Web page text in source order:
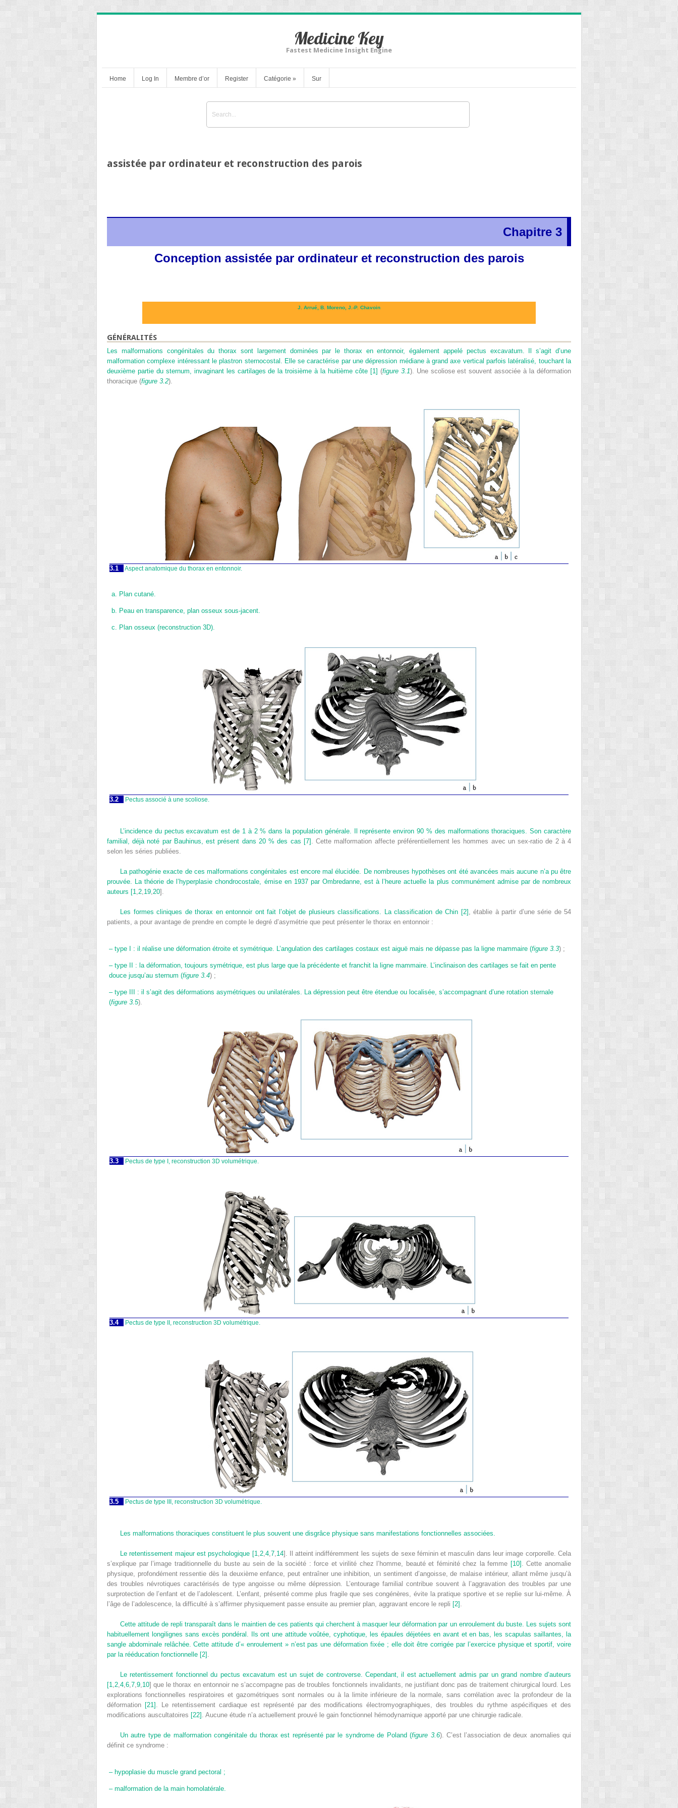
Medicine Key
Fastest Medicine Insight Engine
Home Log In Membre d’or Register Catégorie » Sur
assistée par ordinateur et reconstruction des parois
Chapitre 3
Conception assistée par ordinateur et reconstruction des parois
J. Arrué, B. Moreno, J.-P. Chavoin
GÉNÉRALITÉS
Les malformations congénitales du thorax sont largement dominées par le thorax en entonnoir, également appelé pectus excavatum. Il s’agit d’une
malformation complexe intéressant le plastron sternocostal. Elle se caractérise par une dépression médiane à grand axe vertical parfois latéralisé, touchant la
deuxième partie du sternum, invaginant les cartilages de la troisième à la huitième côte [1] (figure 3.1). Une scoliose est souvent associée à la déformation
thoracique (figure 3.2).
3.1 Aspect anatomique du thorax en entonnoir.
a. Plan cutané.
b. Peau en transparence, plan osseux sous-jacent.
c. Plan osseux (reconstruction 3D).
3.2 Pectus associé à une scoliose.
L’incidence du pectus excavatum est de 1 à 2 % dans la population générale. Il représente environ 90 % des malformations thoraciques. Son caractère
familial, déjà noté par Bauhinus, est présent dans 20 % des cas [7]
. Cette malformation affecte préférentiellement les hommes avec un sex-ratio de 2 à 4
selon les séries publiées.
La pathogénie exacte de ces malformations congénitales est encore mal élucidée. De nombreuses hypothèses ont été avancées mais aucune n’a pu être
prouvée. La théorie de l’hyperplasie chondrocostale, émise en 1937 par Ombredanne, est à l’heure actuelle la plus communément admise par de nombreux
auteurs [1 2 19 20].
Les formes cliniques de thorax en entonnoir ont fait l’objet de plusieurs classifications. La classification de Chin [2] , établie à partir d’une série de 54
patients, a pour avantage de prendre en compte le degré d’asymétrie que peut présenter le thorax en entonnoir :
– type I : il réalise une déformation étroite et symétrique. L’angulation des cartilages costaux est aiguë mais ne dépasse pas la ligne mammaire (figure 3.3) ;
– type II : la déformation, toujours symétrique, est plus large que la précédente et franchit la ligne mammaire. L’inclinaison des cartilages se fait en pente
douce jusqu’au sternum (figure 3.4) ;
– type III : il s’agit des déformations asymétriques ou unilatérales. La dépression peut être étendue ou localisée, s’accompagnant d’une rotation sternale
(figure 3.5).
3.3 Pectus de type I, reconstruction 3D volumétrique.
3.4 Pectus de type II, reconstruction 3D volumétrique.
3.5 Pectus de type III, reconstruction 3D volumétrique.
Les malformations thoraciques constituent le plus souvent une disgrâce physique sans manifestations fonctionnelles associées.
Le retentissement majeur est psychologique [1 2, 4, 7, 14]. Il atteint indifféremment les sujets de sexe féminin et masculin dans leur image corporelle. Cela
s’explique par l’image traditionnelle du buste au sein de la société : force et virilité chez l’homme, beauté et féminité chez la femme [10]
. Cette anomalie
physique, profondément ressentie dès la deuxième enfance, peut entraîner une inhibition, un sentiment d’angoisse, de malaise intérieur, allant même jusqu’à
des troubles névrotiques caractérisés de type angoisse ou même dépression. L’entourage familial contribue souvent à l’aggravation des troubles par une
surprotection de l’enfant et de l’adolescent. L’enfant, présenté comme plus fragile que ses congénères, évite la pratique sportive et se replie sur lui-même. À
l’âge de l’adolescence, la difficulté à s’affirmer physiquement passe ensuite au premier plan, aggravant encore le repli [2]
Cette attitude de repli transparaît dans le maintien de ces patients qui cherchent à masquer leur déformation par un enroulement du buste. Les sujets sont
habituellement longilignes sans excès pondéral. Ils ont une attitude voûtée, cyphotique, les épaules déjetées en avant et en bas, les scapulas saillantes, la
sangle abdominale relâchée. Cette attitude d’« enroulement » n’est pas une déformation fixée ; elle doit être corrigée par l’exercice physique et sportif, voire
par la rééducation fonctionnelle [2]
Le retentissement fonctionnel du pectus excavatum est un sujet de controverse. Cependant, il est actuellement admis par un grand nombre d’auteurs
[1 2 4 6 7 9 10] que le thorax en entonnoir ne s’accompagne pas de troubles fonctionnels invalidants, ne justifiant donc pas de traitement chirurgical lourd. Les
explorations fonctionnelles respiratoires et gazométriques sont normales ou à la limite inférieure de la normale, sans corrélation avec la profondeur de la
déformation [21]
. Le retentissement cardiaque est représenté par des modifications électromyographiques, des troubles du rythme aspécifiques et des
modifications auscultatoires [22] . Aucune étude n’a actuellement prouvé le gain fonctionnel hémodynamique apporté par une chirurgie radicale.
Un autre type de malformation congénitale du thorax est représenté par le syndrome de Poland (figure 3.6). C’est l’association de deux anomalies qui
définit ce syndrome :
– hypoplasie du muscle grand pectoral ;
– malformation de la main homolatérale.